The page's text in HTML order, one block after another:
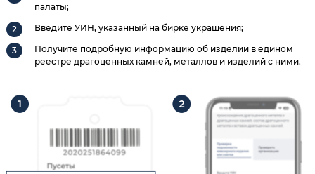
палаты;
Введите УИН, указанный на бирке украшения;
Получите подробную информацию об изделии в едином
реестре драгоценных камней, металлов и изделий с ними.